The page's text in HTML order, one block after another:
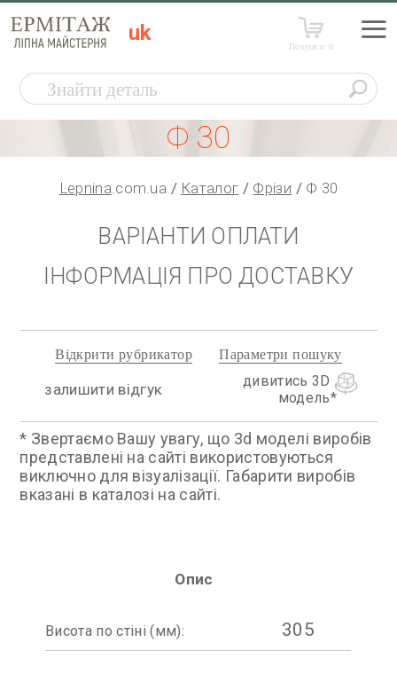
uk
Покупки:0
Ф 30
Lepnina.com.ua Каталог Фрізи Ф 30
ВАРІАНТИ ОПЛАТИ
ІНФОРМАЦІЯ ПРО ДОСТАВКУ
залишити відгук
дивитись 3D
модель
Відкрити рубрикатор Параметри пошуку
* Звертаємо Вашу увагу, що 3d моделі виробів
представлені на сайті використовуються
виключно для візуалізації. Габарити виробів
вказані в каталозі на сайті.
Опис
Висота по стіні (мм): 305